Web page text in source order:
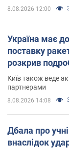
8.08.2026 12:00
Україна має
поставку
розкрив
Київ також веде
партнерами
8.08.2026 14:08
Дбала про
внаслідок